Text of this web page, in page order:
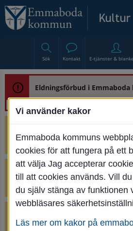
Sök Kontakt E-tjänster &
Eldningsförbud i
renoveringen av
Tillfälliga avstängningar på
v. 25-34
avstängda.
Vi använder kakor
Emmaboda kommuns
cookies för att fungera på ett
att välja Jag accepterar
till att cookies används. Vill
du själv stänga av funktionen
webbläsares
Läs mer om kakor på